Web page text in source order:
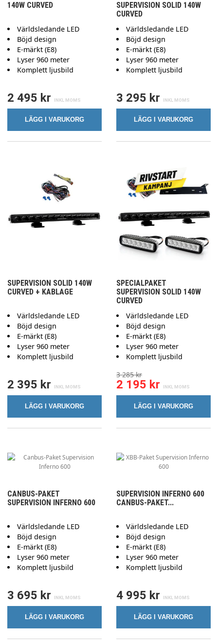
140W CURVED
Världsledande LED
Böjd design
E-märkt (E8)
Lyser 960 meter
Komplett ljusbild
2 495 kr
LÄGG I VARUKORG
SUPERVISION SOLID 140W
CURVED
Världsledande LED
Böjd design
E-märkt (E8)
Lyser 960 meter
Komplett ljusbild
3 295 kr
LÄGG I VARUKORG
SUPERVISION SOLID 140W
CURVED + KABLAGE
Världsledande LED
Böjd design
E-märkt (E8)
Lyser 960 meter
Komplett ljusbild
2 395 kr
LÄGG I VARUKORG
SPECIALPAKET
SUPERVISION SOLID 140W
CURVED
Världsledande LED
Böjd design
E-märkt (E8)
Lyser 960 meter
Komplett ljusbild
3 285 kr
2 195 kr
LÄGG I VARUKORG
CANBUS-PAKET
SUPERVISION INFERNO 600
Världsledande LED
Böjd design
E-märkt (E8)
Lyser 960 meter
Komplett ljusbild
3 695 kr
LÄGG I VARUKORG
SUPERVISION INFERNO 600
CANBUS-PAKET...
Världsledande LED
Böjd design
E-märkt (E8)
Lyser 960 meter
Komplett ljusbild
4 995 kr
LÄGG I VARUKORG